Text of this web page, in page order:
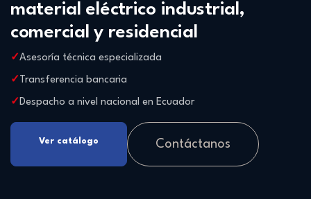
material eléctrico industrial,
comercial y residencial
Asesoría técnica especializada
Transferencia bancaria
Despacho a nivel nacional en Ecuador
Ver catálogo Contáctanos